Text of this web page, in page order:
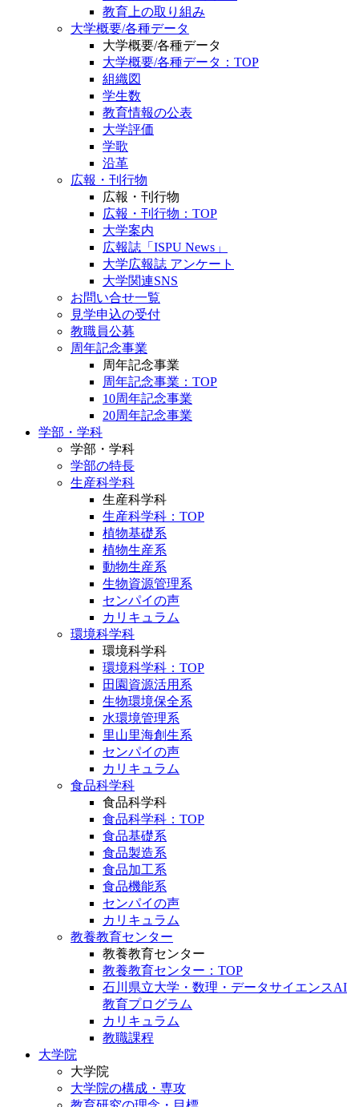
教育上の取り組み
大学概要/各種データ
大学概要/各種データ
大学概要/各種データ：TOP
組織図
学生数
教育情報の公表
大学評価
学歌
沿革
広報・刊行物
広報・刊行物
広報・刊行物：TOP
大学案内
広報誌「ISPU News」
大学広報誌 アンケート
大学関連SNS
お問い合せ一覧
見学申込の受付
教職員公募
周年記念事業
周年記念事業
周年記念事業：TOP
10周年記念事業
20周年記念事業
学部・学科
学部・学科
学部の特長
生産科学科
生産科学科
生産科学科：TOP
植物基礎系
植物生産系
動物生産系
生物資源管理系
センパイの声
カリキュラム
環境科学科
環境科学科
環境科学科：TOP
田園資源活用系
生物環境保全系
水環境管理系
里山里海創生系
センパイの声
カリキュラム
食品科学科
食品科学科
食品科学科：TOP
食品基礎系
食品製造系
食品加工系
食品機能系
センパイの声
カリキュラム
教養教育センター
教養教育センター
教養教育センター：TOP
石川県立大学・数理・データサイエンスAI
教育プログラム
カリキュラム
教職課程
大学院
大学院
大学院の構成・専攻